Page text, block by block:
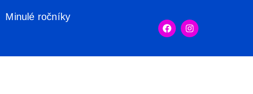
Minulé ročníky